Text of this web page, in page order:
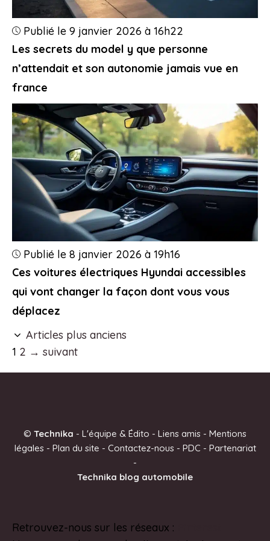
Les secrets du model y que personne
n’attendait et son autonomie jamais vue en
france
Publié le 9 janvier 2026 à 16h22
Ces voitures électriques Hyundai accessibles
qui vont changer la façon dont vous vous
déplacez
Publié le 8 janvier 2026 à 19h16
Articles plus anciens
Page
1 Page
2 → suivant
© Technika - L'équipe & Édito - Liens amis - Mentions
légales- Plan du site - Contactez-nous- PDC - Partenariat
-
Technika blog automobile
Retrouvez-nous sur les réseaux :